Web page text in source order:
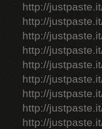
http://
http://
http://
http://
http://
http://
http://
http://
http://